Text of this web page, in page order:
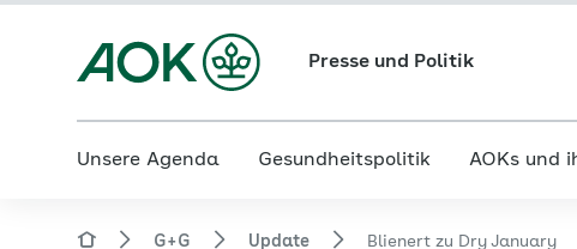
Presse und Politik
Unsere Agenda Gesundheitspolitik AOKs und
G+G Update Blienert zu Dry January